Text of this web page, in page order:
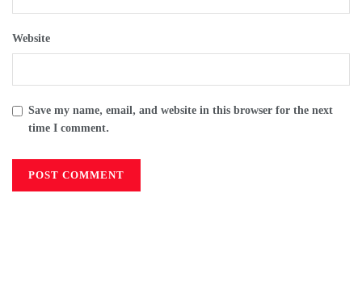
Website
Save my name, email, and website in this browser for the next
time I comment.